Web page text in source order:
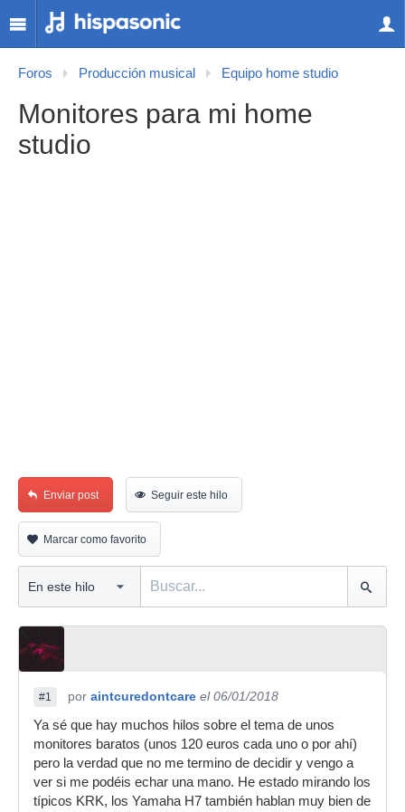
Foros Producción musical Equipo home studio
Monitores para mi home
studio
Enviar post Seguir este hilo
Marcar como favorito
#1 por aintcuredontcare el 06/01/2018
Ya sé que hay muchos hilos sobre el tema de unos
monitores baratos (unos 120 euros cada uno o por ahí)
pero la verdad que no me termino de decidir y vengo a
ver si me podéis echar una mano. He estado mirando los
típicos KRK, los Yamaha H7 también hablan muy bien de